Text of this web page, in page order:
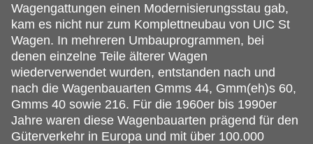
Wagengattungen einen Modernisierungsstau gab,
kam es nicht nur zum Komplettneubau von UIC St
Wagen. In mehreren Umbauprogrammen, bei
denen einzelne Teile älterer Wagen
wiederverwendet wurden, entstanden nach und
nach die Wagenbauarten Gmms 44, Gmm(eh)s 60,
Gmms 40 sowie 216. Für die 1960er bis 1990er
Jahre waren diese Wagenbauarten prägend für den
Güterverkehr in Europa und mit über 100.000